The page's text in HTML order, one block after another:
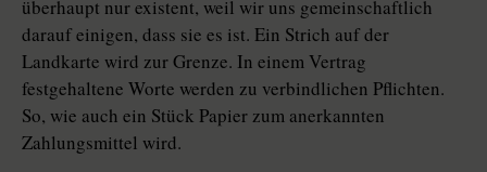
überhaupt nur existent, weil wir uns gemeinschaftlich
darauf einigen, dass sie es ist. Ein Strich auf der
Landkarte wird zur Grenze. In einem Vertrag
festgehaltene Worte werden zu verbindlichen Pflichten.
So, wie auch ein Stück Papier zum anerkannten
Zahlungsmittel wird.